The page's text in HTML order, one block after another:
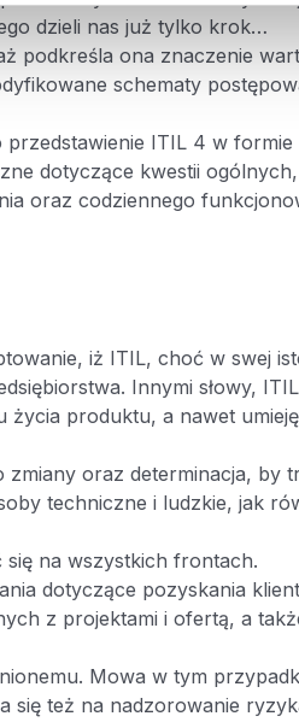
dzieli nas już tylko krok…
podkreśla ona znaczenie
schematy
przedstawienie ITIL 4 w
dotyczące kwestii
oraz codziennego
iż ITIL, choć w swej
Innymi słowy,
produktu, a nawet
oraz determinacja, by
techniczne i ludzkie, jak
na wszystkich frontach.
dotyczące pozyskania
z projektami i ofertą, a
Mowa w tym
się też na nadzorowanie